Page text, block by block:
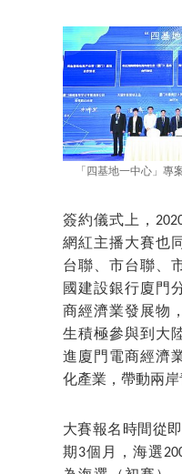
「四基地一中心」專
簽約儀式上，
網紅主播大賽也
台聯、市台聯、
國建設銀行廈門
商經濟業發展物
生積極參與到大
進廈門電商經濟
化產業，帶動兩岸
大賽報名時間從
期3個月，海選